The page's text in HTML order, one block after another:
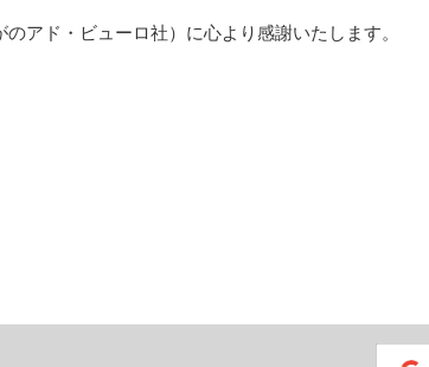
アド・ビューロ社）に心より感謝いたします。